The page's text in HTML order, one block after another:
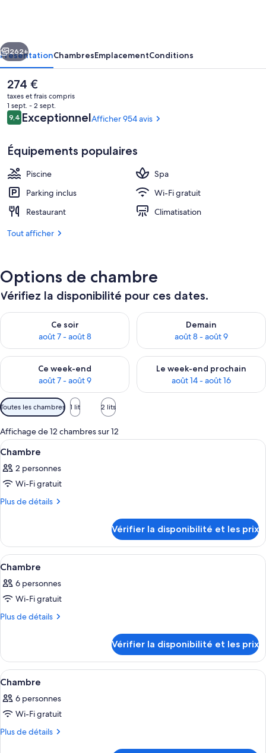
Canaria
2 piscines extérieures, parasols de
Suivant
262+
PrésentationChambresEmplacementConditions
Le
prix
actuel
est
de
274 €
taxes et frais compris
1 sept. - 2 sept.
Avis
voyageurs
9,49,4 sur 10
ExceptionnelAfficher 954 avis
Équipements populaires
Piscine
Spa
Parking inclus
Wi-Fi gratuit
Restaurant
Climatisation
Tout afficher
Options de chambre
Vérifiez la disponibilité pour ces dates.
Ce soir
août 7 - août 8
Vérifier la disponibilité pour ce soir août 7 - août 8
Demain
août 8 - août 9
Vérifier la disponibilité pour
Ce week-end
août 7 - août 9
Vérifier la disponibilité pour ce week-end août 7 - août 9
Le week-end prochain
août 14 - août 16
Vérifier la disponibilité pour
Filtres
disponibles
pour
les
chambres
Toutes les chambres 1 lit 2 lits
Affichage de 12 chambres sur 12
Afficher
toutes
les
photos
pour
de
chambre :
Chambre
Une chambre d’hôtel avec un grand
5
Chambre
2 personnes
Wi-Fi gratuit
Plus de détails
Plus
le
type
de
Chambre
Vérifier la disponibilité et les prix
Afficher
toutes
les
photos
pour
de
chambre :
Chambre
Une chambre d’hôtel avec un lit,
12
Chambre
6 personnes
Wi-Fi gratuit
Plus de détails
Plus
le
type
de
Chambre
Vérifier la disponibilité et les prix
Afficher
toutes
les
photos
pour
Une chambre à coucher moderne
4
Chambre
6 personnes
Wi-Fi gratuit
Plus de détails
Plus